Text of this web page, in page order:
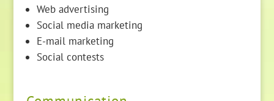
Web advertising
Social media marketing
E-mail marketing
Social contests